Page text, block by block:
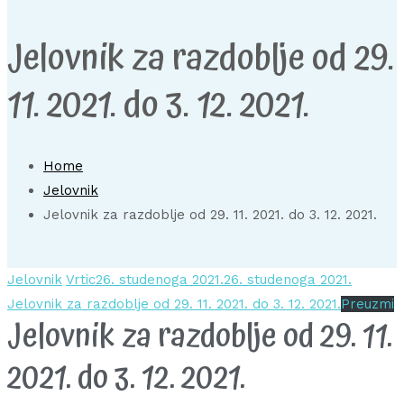
Jelovnik za razdoblje od 29.
11. 2021. do 3. 12. 2021.
Home
Jelovnik
Jelovnik za razdoblje od 29. 11. 2021. do 3. 12. 2021.
Jelovnik Vrtic26. studenoga 2021.26. studenoga 2021.
Jelovnik za razdoblje od 29. 11. 2021. do 3. 12. 2021.Preuzmi
Jelovnik za razdoblje od 29. 11.
2021. do 3. 12. 2021.